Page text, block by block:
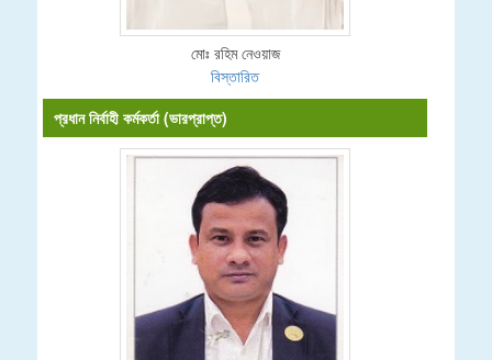
মোঃ রহিম নেওয়াজ
বিস্তারিত
প্রধান নির্বাহী কর্মকর্তা (ভারপ্রাপ্ত)